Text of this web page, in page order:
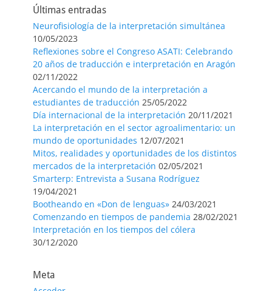
Últimas entradas
Neurofisiología de la interpretación simultánea
10/05/2023
Reflexiones sobre el Congreso ASATI: Celebrando
20 años de traducción e interpretación en Aragón
02/11/2022
Acercando el mundo de la interpretación a
estudiantes de traducción 25/05/2022
Día internacional de la interpretación 20/11/2021
La interpretación en el sector agroalimentario: un
mundo de oportunidades 12/07/2021
Mitos, realidades y oportunidades de los distintos
mercados de la interpretación 02/05/2021
Smarterp: Entrevista a Susana Rodríguez
19/04/2021
Bootheando en «Don de lenguas» 24/03/2021
Comenzando en tiempos de pandemia 28/02/2021
Interpretación en los tiempos del cólera
30/12/2020
Meta